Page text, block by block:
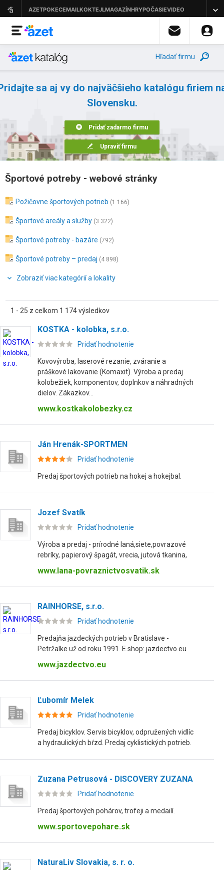
Hľadať firmu
sa aj vy do najväčšieho katalógu firiem
Slovensku.
Pridať zadarmo firmu
Upraviť firmu
Športové potreby - webové stránky
Požičovne športových potrieb (1 166)
Športové areály a služby (3 322)
Športové potreby - bazáre (792)
Športové potreby – predaj (4 898)
Zobraziť viac kategórií a lokality
1 - 25 z celkom 1 174 výsledkov
KOSTKA - kolobka, s.r.o.
Pridať hodnotenie
Kovovýroba, laserové rezanie, zváranie a
práškové lakovanie (Komaxit). Výroba a predaj
kolobežiek, komponentov, doplnkov a náhradných
dielov. Zákazkov...
www.kostkakolobezky.cz
Ján Hrenák-SPORTMEN
Pridať hodnotenie
Predaj športových potrieb na hokej a hokejbal.
Jozef Svatík
Pridať hodnotenie
Výroba a predaj - prírodné laná,siete,povrazové
rebríky, papierový špagát, vrecia, jutová tkanina,
www.lana-povraznictvosvatik.sk
RAINHORSE, s.r.o.
Pridať hodnotenie
Predajňa jazdeckých potrieb v Bratislave -
Petržalke už od roku 1991. E.shop: jazdectvo.eu
www.jazdectvo.eu
Ľubomír Melek
Pridať hodnotenie
Predaj bicyklov. Servis bicyklov, odpružených vidlíc
a hydraulických bŕzd. Predaj cyklistických potrieb.
Zuzana Petrusová - DISCOVERY ZUZANA
Pridať hodnotenie
Predaj športových pohárov, trofeji a medailí.
www.sportovepohare.sk
NaturaLiv Slovakia, s. r. o.